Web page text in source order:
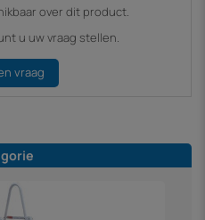
over dit product.
u uw vraag stellen.
vraag